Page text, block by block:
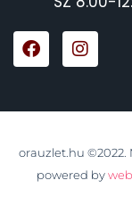
orauzlet.hu ©2022.
powered by